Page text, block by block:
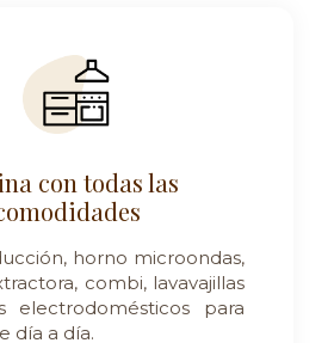
con todas las
horno microondas,
combi, lavavajillas
electrodomésticos para
día a día.